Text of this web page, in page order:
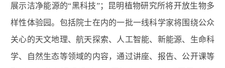
展示洁净能源的“黑科技”；昆明植物研究所将开放生物多
样性体验园。包括院士在内的一批一线科学家将围绕公众
关心的天文地理、航天探索、人工智能、新能源、生命科
学、自然生态等领域的内容，通过讲座、报告、公开课等